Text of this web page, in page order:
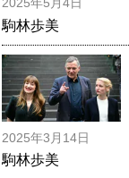
2025年5月4日
駒林歩美
2025年3月14日
駒林歩美